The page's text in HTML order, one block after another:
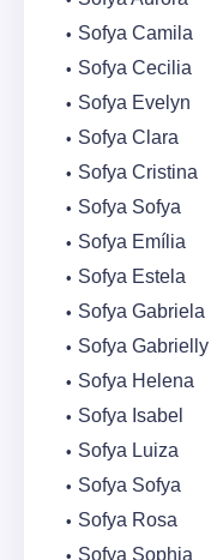
Sofya Camila
Sofya Cecilia
Sofya Evelyn
Sofya Clara
Sofya Cristina
Sofya Sofya
Sofya Emília
Sofya Estela
Sofya Gabriela
Sofya Gabrielly
Sofya Helena
Sofya Isabel
Sofya Luiza
Sofya Sofya
Sofya Rosa
Sofya Sophia